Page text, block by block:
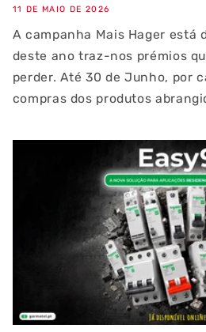
11 DE MAIO DE 2026
A campanha Mais Hager está
deste ano traz-nos prémios
perder. Até 30 de Junho, por
compras dos produtos